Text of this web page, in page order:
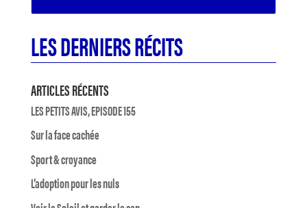
LES DERNIERS RÉCITS
ARTICLES RÉCENTS
LES PETITS AVIS, EPISODE 155
Sur la face cachée
Sport & croyance
L’adoption pour les nuls